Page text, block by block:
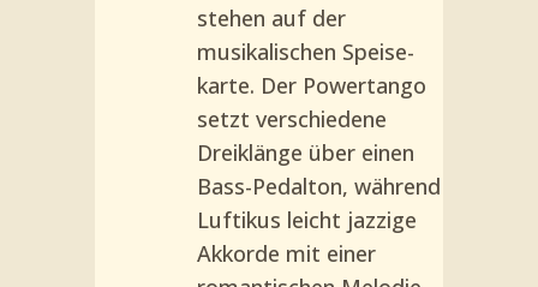
stehen auf der
musikalischen Speise­
karte. Der Powertango
setzt ver­schiedene
Dreiklänge über einen
Bass-Pedalton, während
Lufti­kus leicht jazzige
Akkorde mit ei­ner